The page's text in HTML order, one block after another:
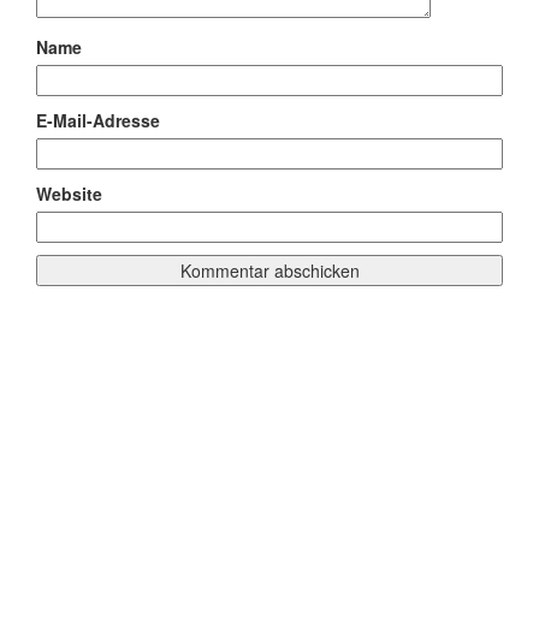
Name
E-Mail-Adresse
Website